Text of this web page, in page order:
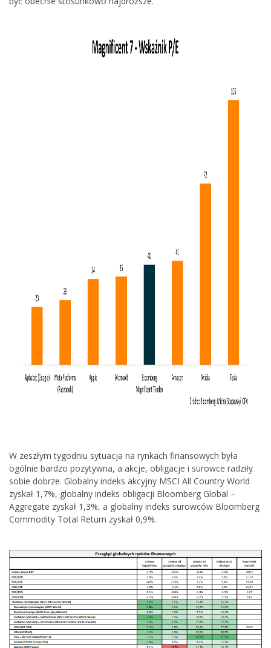
W zeszłym tygodniu sytuacja na rynkach finansowych była
ogólnie bardzo pozytywna, a akcje, obligacje i surowce radziły
sobie dobrze. Globalny indeks akcyjny MSCI All Country World
zyskał 1,7%, globalny indeks obligacji Bloomberg Global –
Aggregate zyskał 1,3%, a globalny indeks surowców Bloomberg
Commodity Total Return zyskał 0,9%.